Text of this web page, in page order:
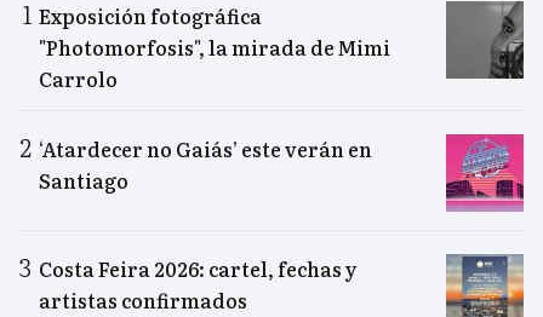
Exposición fotográfica
"Photomorfosis", la mirada de Mimi
Carrolo
‘Atardecer no Gaiás’ este verán en
Santiago
Costa Feira 2026: cartel, fechas y
artistas confirmados